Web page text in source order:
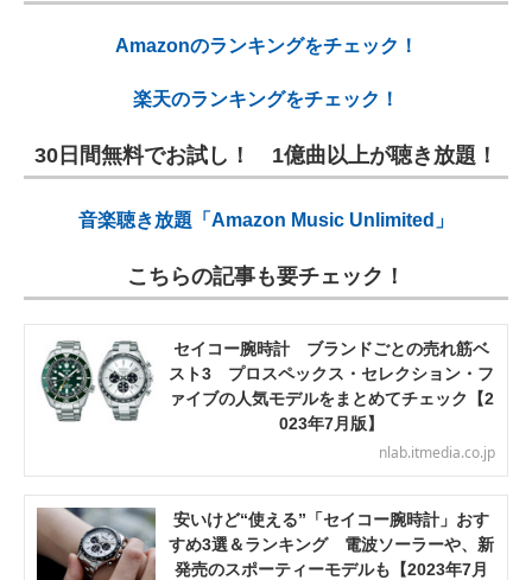
Amazonのランキングをチェック！
楽天のランキングをチェック！
30日間無料でお試し！ 1億曲以上が聴き放題！
音楽聴き放題「Amazon Music Unlimited」
こちらの記事も要チェック！
セイコー腕時計 ブランドごとの売れ筋ベ
スト3 プロスペックス・セレクション・フ
ァイブの人気モデルをまとめてチェック【2
023年7月版】
nlab.itmedia.co.jp
安いけど“使える”「セイコー腕時計」おす
すめ3選＆ランキング 電波ソーラーや、新
発売のスポーティーモデルも【2023年7月